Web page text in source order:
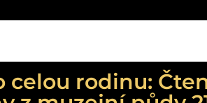
celou rodinu: